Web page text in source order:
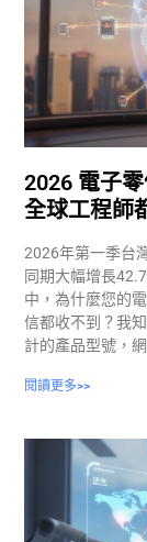
2026 電子
全球工程師
2026年第一季台
同期大幅增長
中，為什麼您的
信都收不到？我
計的產品型號，
閱讀更多>>